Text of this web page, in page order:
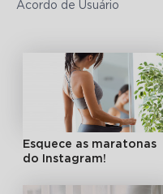
Acordo de Usuário
Esquece as maratonas
do Instagram!